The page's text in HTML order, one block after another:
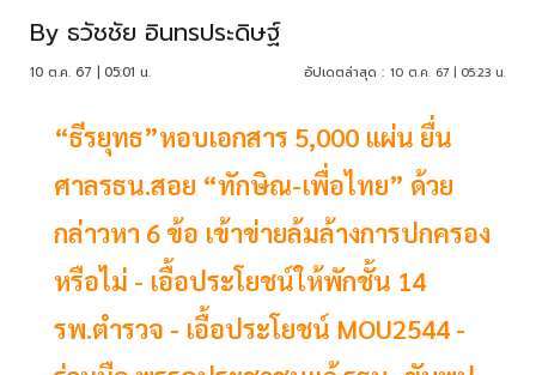
By ธวัชชัย อินทรประดิษฐ์
10 ต.ค. 67 | 05:01 น. อัปเดตล่าสุด : 10 ต.ค. 67 | 05:23 น.
“ธีรยุทธ”หอบเอกสาร 5,000 แผ่น ยื่น
ศาลรธน.สอย “ทักษิณ-เพื่อไทย” ด้วย
กล่าวหา 6 ข้อ เข้าข่ายล้มล้างการปกครอง
หรือไม่ - เอื้อประโยชน์ให้พักชั้น 14
รพ.ตำรวจ - เอื้อประโยชน์ MOU2544 -